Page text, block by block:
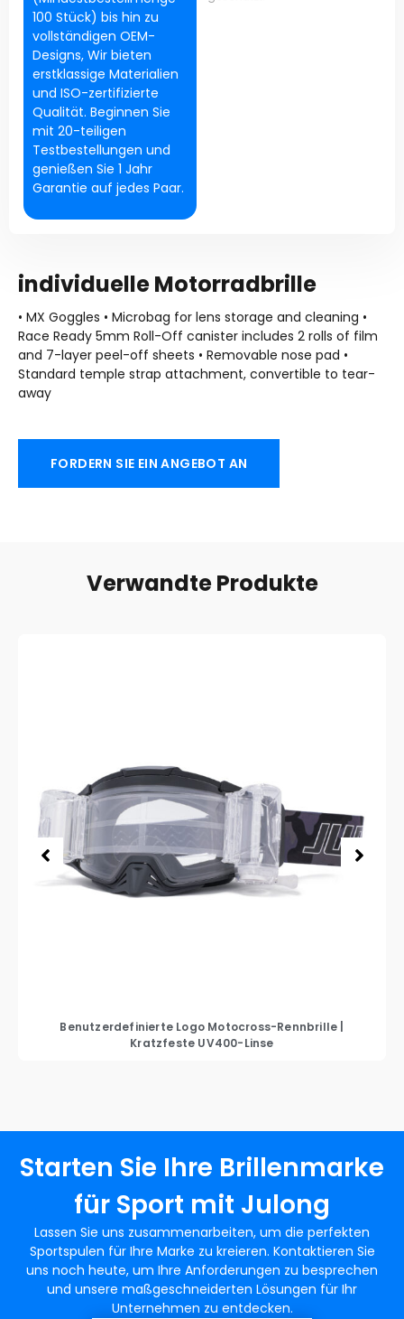
100 Stück) bis hin zu
vollständigen OEM-
Designs, Wir bieten
erstklassige Materialien
und ISO-zertifizierte
Qualität. Beginnen Sie
mit 20-teiligen
Testbestellungen und
genießen Sie 1 Jahr
Garantie auf jedes Paar.
individuelle Motorradbrille
• MX Goggles • Microbag for lens storage and cleaning •
Race Ready 5mm Roll-Off canister includes 2 rolls of film
and 7-layer peel-off sheets • Removable nose pad •
Standard temple strap attachment, convertible to tear-
away
FORDERN SIE EIN ANGEBOT AN
Verwandte Produkte
Benutzerdefinierte Logo Motocross-Rennbrille |
Kratzfeste UV400-Linse
Starten Sie Ihre Brillenmarke
für Sport mit Julong
Lassen Sie uns zusammenarbeiten, um die perfekten
Sportspulen für Ihre Marke zu kreieren. Kontaktieren Sie
uns noch heute, um Ihre Anforderungen zu besprechen
und unsere maßgeschneiderten Lösungen für Ihr
Unternehmen zu entdecken.